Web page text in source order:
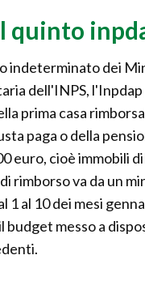
quinto
indeterminato dei
dell'INPS,
prima casa
paga o della
euro, cioè immobili
rimborso va da un
1 al 10 dei mesi
budget messo a